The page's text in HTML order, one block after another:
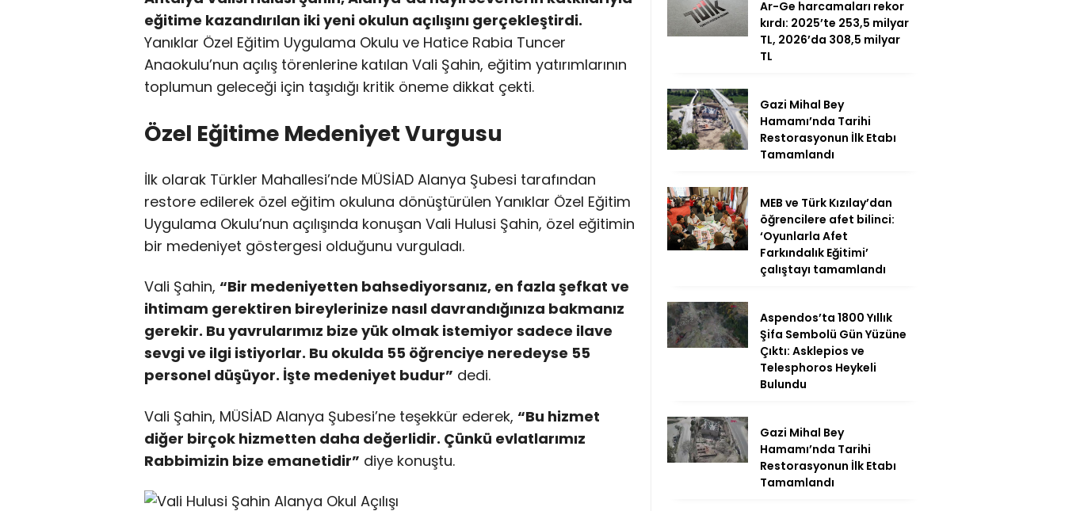
eğitime kazandırılan iki yeni okulun açılışını gerçekleştirdi.
Yanıklar Özel Eğitim Uygulama Okulu ve Hatice Rabia Tuncer
Anaokulu’nun açılış törenlerine katılan Vali Şahin, eğitim yatırımlarının
toplumun geleceği için taşıdığı kritik öneme dikkat çekti.
Özel Eğitime Medeniyet Vurgusu
İlk olarak Türkler Mahallesi’nde MÜSİAD Alanya Şubesi tarafından
restore edilerek özel eğitim okuluna dönüştürülen Yanıklar Özel Eğitim
Uygulama Okulu’nun açılışında konuşan Vali Hulusi Şahin, özel eğitimin
bir medeniyet göstergesi olduğunu vurguladı.
Vali Şahin, “Bir medeniyetten bahsediyorsanız, en fazla şefkat ve
ihtimam gerektiren bireylerinize nasıl davrandığınıza bakmanız
gerekir. Bu yavrularımız bize yük olmak istemiyor sadece ilave
sevgi ve ilgi istiyorlar. Bu okulda 55 öğrenciye neredeyse 55
personel düşüyor. İşte medeniyet budur” dedi.
Vali Şahin, MÜSİAD Alanya Şubesi’ne teşekkür ederek, “Bu hizmet
diğer birçok hizmetten daha değerlidir. Çünkü evlatlarımız
Rabbimizin bize emanetidir” diye konuştu.
Ar-Ge harcamaları rekor
kırdı: 2025’te 253,5 milyar
TL, 2026’da 308,5 milyar
TL
Gazi Mihal Bey
Hamamı’nda Tarihi
Restorasyonun İlk Etabı
Tamamlandı
MEB ve Türk Kızılay’dan
öğrencilere afet bilinci:
‘Oyunlarla Afet
Farkındalık Eğitimi’
çalıştayı tamamlandı
Aspendos’ta 1800 Yıllık
Şifa Sembolü Gün Yüzüne
Çıktı: Asklepios ve
Telesphoros Heykeli
Bulundu
Gazi Mihal Bey
Hamamı’nda Tarihi
Restorasyonun İlk Etabı
Tamamlandı